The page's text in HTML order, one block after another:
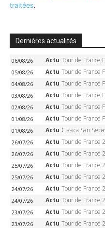
traitées.
Dernières actualités
06/08/26 Actu Tour de France Femmes 2026, étape 6
05/08/26 Actu Tour de France Femmes 2026, étape 5 – Demi
04/08/26 Actu Tour de France Femmes 2026, étape 4
03/08/26 Actu Tour de France Femmes 2026, étape 3 –
02/08/26 Actu Tour de France Femmes 2026, étape 2 –
01/08/26 Actu Tour de France Femmes 2026, étape 1 –
01/08/26 Actu Clasica San Sebastian 2026 –
26/07/26 Actu Tour de France 2026 – Van der Poel
26/07/26 Actu Tour de France 2026 – Étape 21 : Van der
25/07/26 Actu Tour de France 2026 – Richard Carapaz
25/07/26 Actu Tour de France 2026 – Étape 20 : L’étape
24/07/26 Actu Tour de France 2026 – Tadej Pogacar
24/07/26 Actu Tour de France 2026 – Étape 19
23/07/26 Actu Tour de France 2026 – Carapaz en
23/07/26 Actu Tour de France 2026 – Étape 18 : Qui